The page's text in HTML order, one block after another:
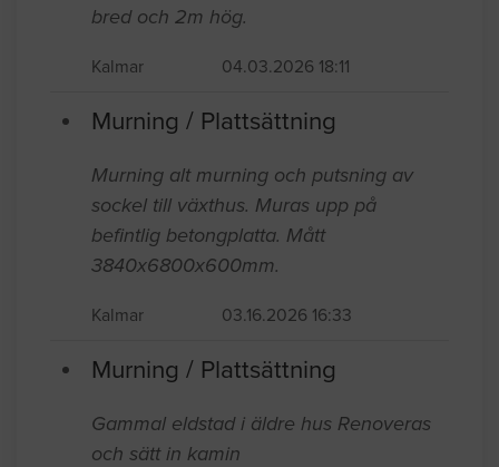
bred och 2m hög.
Kalmar 04.03.2026 18:11
Murning / Plattsättning
Murning alt murning och putsning av
sockel till växthus. Muras upp på
befintlig betongplatta. Mått
3840x6800x600mm.
Kalmar 03.16.2026 16:33
Murning / Plattsättning
Gammal eldstad i äldre hus Renoveras
och sätt in kamin